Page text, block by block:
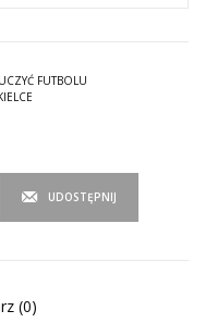
FUTBOLU
UDOSTĘPNIJ
(0)